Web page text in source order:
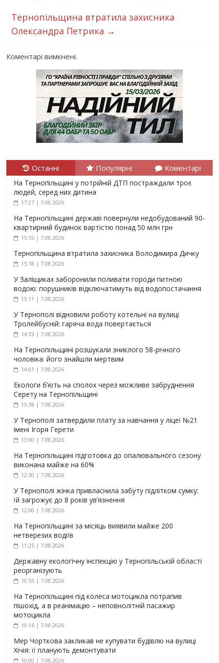
Тернопільщина втратила захисника
Олександра Петрика →
Коментарі вимкнені.
Останні Популярні Коментарі
На Тернопільщині у потрійній ДТП постраждали троє
людей, серед них дитина
17:27 | 7.08.2026
На Тернопільщині державі повернули недобудований 90-
квартирний будинок вартістю понад 50 млн грн
15:55 | 7.08.2026
Тернопільщина втратила захисника Володимира Дичку
15:18 | 7.08.2026
У Заліщиках заборонили поливати городи питною
водою: порушників відключатимуть від водопостачання
15:11 | 7.08.2026
У Тернополі відновили роботу котельні на вулиці
Тролейбусній: гаряча вода повертається
14:33 | 7.08.2026
На Тернопільщині розшукали зниклого 58-річного
чоловіка: його знайшли мертвим
14:01 | 7.08.2026
Екологи б’ють на сполох через можливе забруднення
Серету на Тернопільщині
13:38 | 7.08.2026
У Тернополі затвердили плату за навчання у ліцеї №21
імені Ігоря Герети
13:00 | 7.08.2026
На Тернопільщині підготовка до опалювального сезону
виконана майже на 60%
12:30 | 7.08.2026
У Тернополі жінка привласнила забуту підлітком сумку:
їй загрожує до 8 років ув’язнення
12:00 | 7.08.2026
На Тернопільщині за місяць виявили майже 200
нетверезих водіїв
11:25 | 7.08.2026
Державну екологічну інспекцію у Тернопільській області
реорганізують
10:55 | 7.08.2026
На Тернопільщині під колеса мотоцикла потрапив
пішохід, а в реанімацію – неповнолітній пасажир
мотоцикла
10:16 | 7.08.2026
Мер Чорткова закликав не купувати будівлю на вулиці
Хічія: її планують демонтувати
10:00 | 7.08.2026